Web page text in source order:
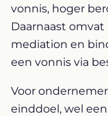
vonnis, hoger
Daarnaast
mediation en
een vonnis via
Voor
einddoel, wel